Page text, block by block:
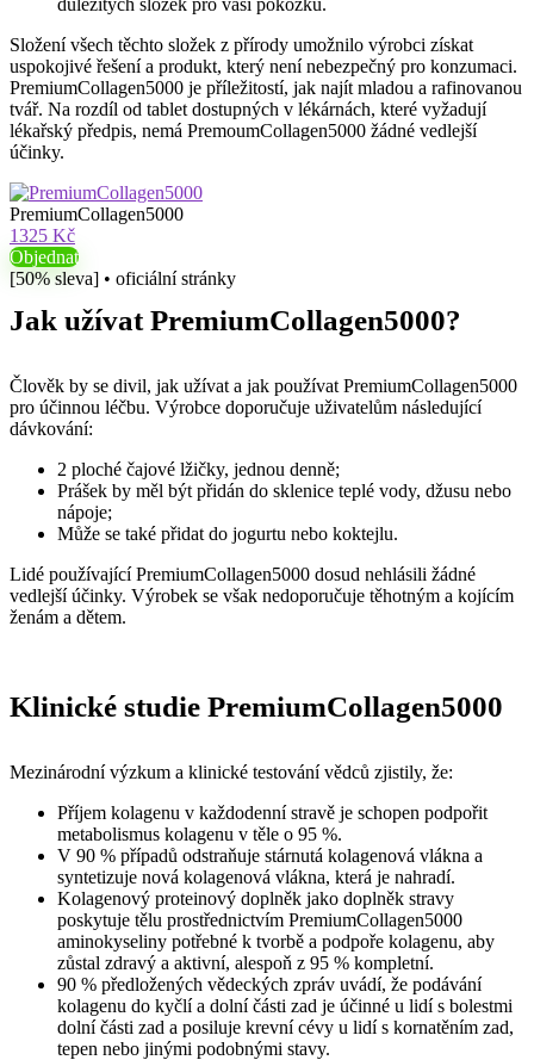
důležitých složek pro vaši pokožku.
Složení všech těchto složek z přírody umožnilo výrobci získat
uspokojivé řešení a produkt, který není nebezpečný pro konzumaci.
PremiumCollagen5000 je příležitostí, jak najít mladou a rafinovanou
tvář. Na rozdíl od tablet dostupných v lékárnách, které vyžadují
lékařský předpis, nemá PremoumCollagen5000 žádné vedlejší
účinky.
PremiumCollagen5000
1325 Kč
Objednat
[50% sleva] • oficiální stránky
Jak užívat PremiumCollagen5000?
Člověk by se divil, jak užívat a jak používat PremiumCollagen5000
pro účinnou léčbu. Výrobce doporučuje uživatelům následující
dávkování:
2 ploché čajové lžičky, jednou denně;
Prášek by měl být přidán do sklenice teplé vody, džusu nebo
nápoje;
Může se také přidat do jogurtu nebo koktejlu.
Lidé používající PremiumCollagen5000 dosud nehlásili žádné
vedlejší účinky. Výrobek se však nedoporučuje těhotným a kojícím
ženám a dětem.
Klinické studie PremiumCollagen5000
Mezinárodní výzkum a klinické testování vědců zjistily, že:
Příjem kolagenu v každodenní stravě je schopen podpořit
metabolismus kolagenu v těle o 95 %.
V 90 % případů odstraňuje stárnutá kolagenová vlákna a
syntetizuje nová kolagenová vlákna, která je nahradí.
Kolagenový proteinový doplněk jako doplněk stravy
poskytuje tělu prostřednictvím PremiumCollagen5000
aminokyseliny potřebné k tvorbě a podpoře kolagenu, aby
zůstal zdravý a aktivní, alespoň z 95 % kompletní.
90 % předložených vědeckých zpráv uvádí, že podávání
kolagenu do kyčlí a dolní části zad je účinné u lidí s bolestmi
dolní části zad a posiluje krevní cévy u lidí s kornatěním zad,
tepen nebo jinými podobnými stavy.